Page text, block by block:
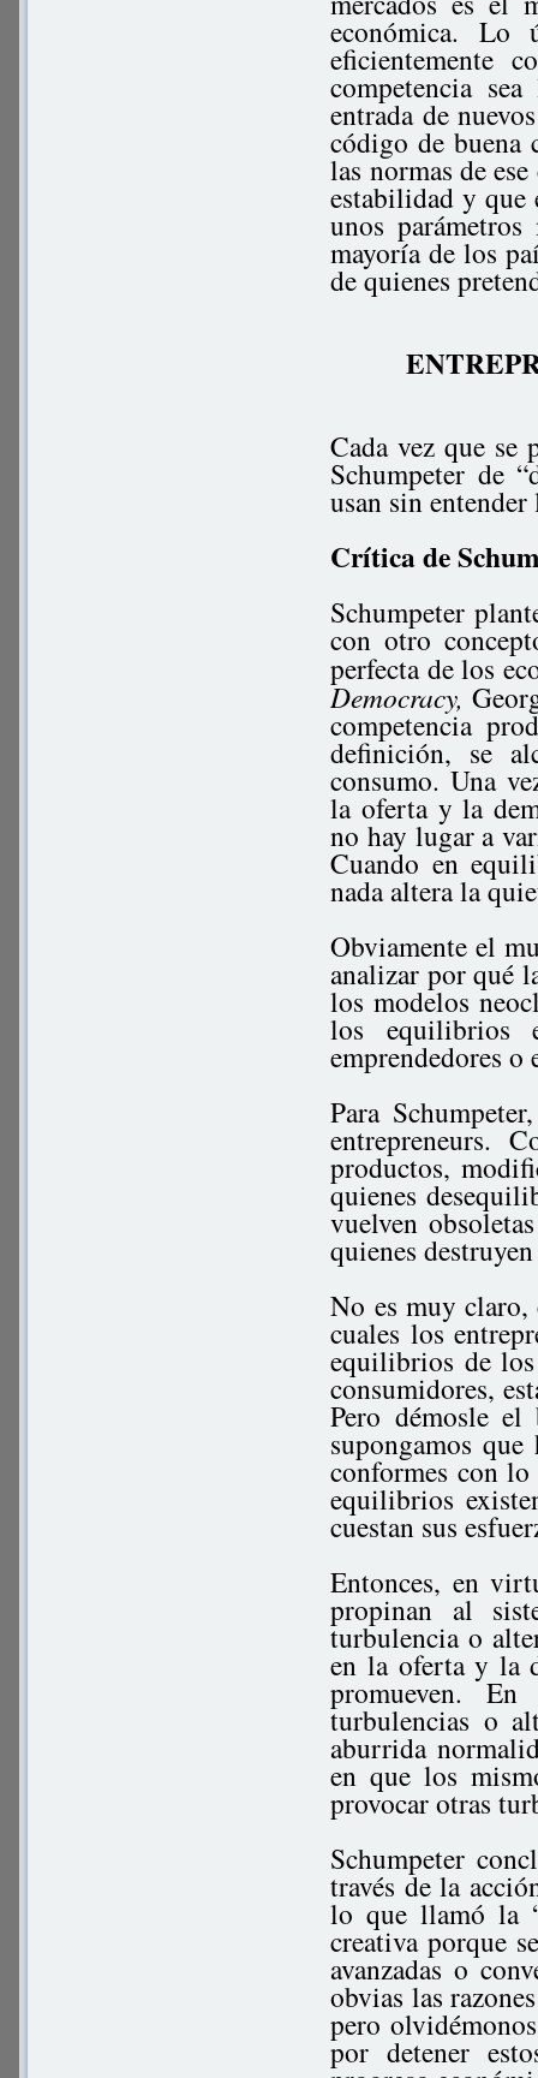
económica. Lo
eficientemente
competencia
entrada de
código de buena
las normas de
estabilidad y que
unos
mayoría de los
de quienes
Cada vez que se
Schumpeter de
usan sin
Crítica de
Schumpeter
con otro
perfecta de los
Democracy,
competencia
definición, se
consumo. Una
la oferta y la
no hay lugar a
Cuando en
nada altera la
Obviamente el
analizar por qué
los modelos
los equilibrios
emprendedores o
Para
entrepreneurs.
productos,
quienes
vuelven
quienes
No es muy claro,
cuales los
equilibrios de
consumidores,
Pero démosle
supongamos
conformes con
equilibrios
cuestan sus
Entonces, en
propinan al
turbulencia o
en la oferta y la
promueven.
turbulencias o
aburrida
en que los
provocar otras
Schumpeter
través de la
lo que llamó la
creativa porque
avanzadas o
obvias las
pero
por detener